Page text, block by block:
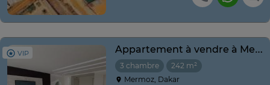
VIP Appartement à vendre à Mermoz Dakar – Dernier étage
3 chambre
242 m²
Mermoz, Dakar